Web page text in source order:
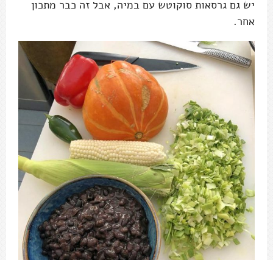
יש גם גרסאות סוקוטש עם במיה, אבל זה כבר מתכון
אחר.